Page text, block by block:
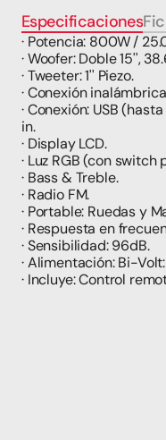
Especificaciones
· Potencia: 800W /
· Woofer: Doble 15'',
· Tweeter: 1'' Piezo.
· Conexión
· Conexión: USB
in.
· Display LCD.
· Luz RGB (con
· Bass & Treble.
· Radio FM.
· Portable: Ruedas y
· Respuesta en
· Sensibilidad: 96dB.
· Alimentación: Bi-
· Incluye: Control